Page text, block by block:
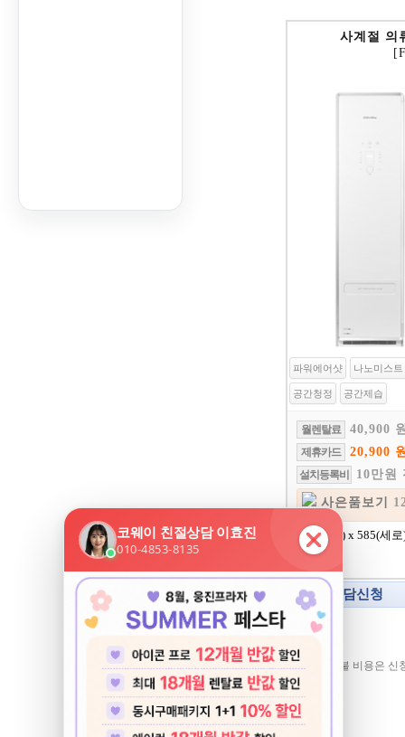
사계절 의
파워에어샷 나노미스
공간청정 공간제습
월렌탈료 40,900
제휴카드 20,900
설치등록비 10만원
사은품보기
500(가로) x 585(세
색상:
상담신청
※ 총렌탈료/일시불 비용은 신